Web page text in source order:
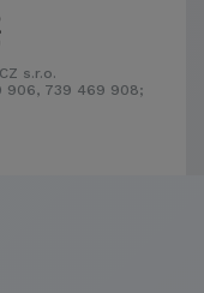
s.r.o.
906, 739 469 908;